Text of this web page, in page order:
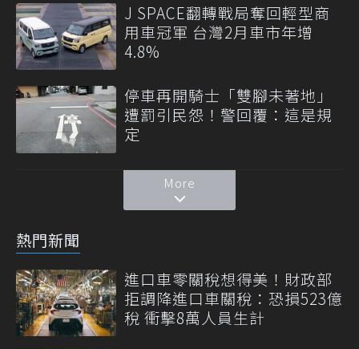
J SPACE翻轉戰局奪回輕型商
用車冠軍 台灣2月車市年增
4.8%
停車再開騎士「雙腳未著地」
遭罰引民怨！警回覆：這是規
定
More
熱門新聞
進口車零關稅想得美！財政部
拒調降進口車關稅：恐損523億
稅 衝擊8萬人員生計